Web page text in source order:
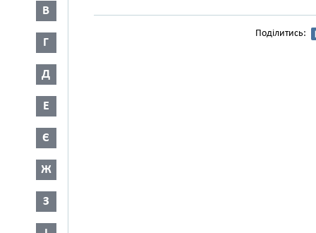
В
Г
Д
Е
Є
Ж
З
Поділитись: